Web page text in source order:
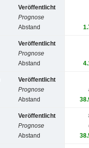
Veröffentlicht
Prognose
Abstand
Veröffentlicht
Prognose
Abstand
Veröffentlicht
Prognose
Abstand
Veröffentlicht
Prognose
Abstand